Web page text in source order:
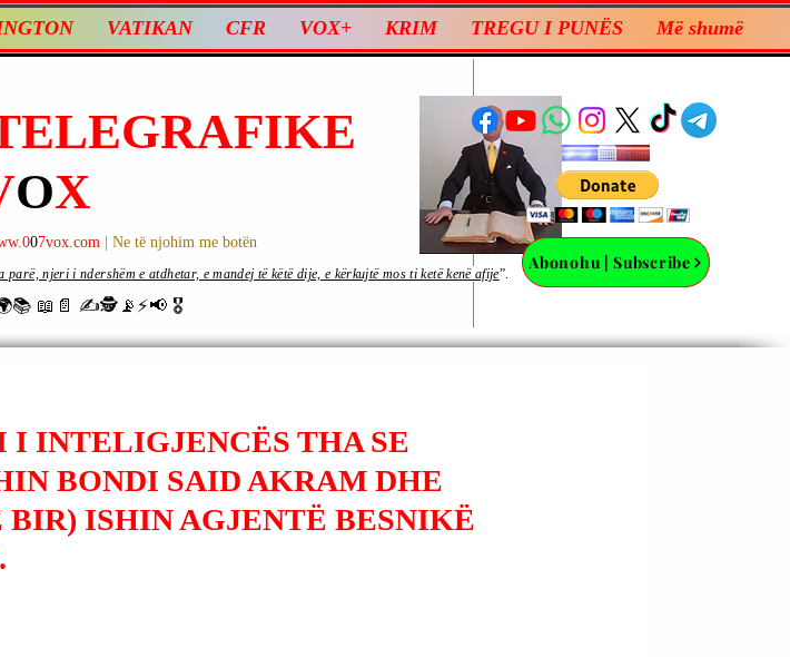
VATIKAN CFR VOX+ KRIM TREGU I PUNËS Më shumë
OX
07vox.com | Ne të njohim me botën
📖📄 ✍🕵️📡⚡️📢 🎖
Abonohu | Subscribe
parë, njeri i ndershëm e atdhetar, e mandej të këtë dije, e kërkujtë mos ti ketë kenë afije”.
INTELIGJENCËS THA SE
BONDI SAID AKRAM DHE
BIR) ISHIN AGJENTË BESNIKË